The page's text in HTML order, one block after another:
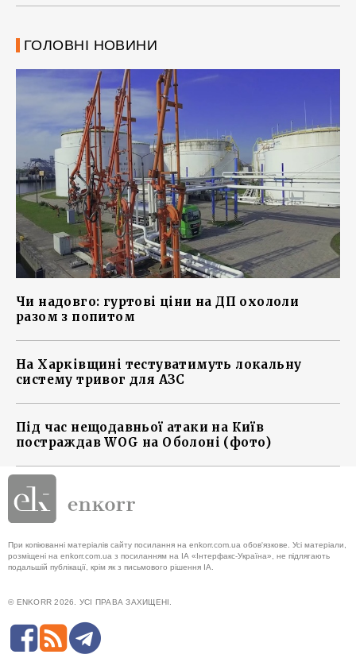
ГОЛОВНІ НОВИНИ
Чи надовго: гуртові ціни на ДП охололи
разом з попитом
На Харківщині тестуватимуть локальну
систему тривог для АЗС
Під час нещодавньої атаки на Київ
постраждав WOG на Оболоні (фото)
При копіюванні матеріалів сайту посилання на enkorr.com.ua обов'язкове. Усі матеріали,
розміщені на enkorr.com.ua з посиланням на ІА «Інтерфакс-Україна», не підлягають
подальшій публікації, крім як з письмового рішення ІА.
© ENKORR 2026. УСІ ПРАВА ЗАХИЩЕНІ.